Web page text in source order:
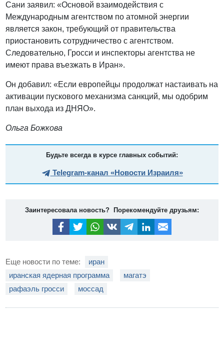
Сани заявил: «Основой взаимодействия с
Международным агентством по атомной энергии
является закон, требующий от правительства
приостановить сотрудничество с агентством.
Следовательно, Гросси и инспекторы агентства не
имеют права въезжать в Иран».
Он добавил: «Если европейцы продолжат настаивать на
активации пускового механизма санкций, мы одобрим
план выхода из ДНЯО».
Ольга Божкова
Будьте всегда в курсе главных событий:
Telegram-канал «Новости Израиля»
Заинтересовала новость? Порекомендуйте друзьям:
Еще новости по теме:
иран
иранская ядерная программа
магатэ
рафаэль гросси
моссад